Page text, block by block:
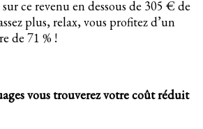
ce revenu en dessous de 305 € de
plus, relax, vous profitez d’un
de 71 % !
vous trouverez votre coût réduit